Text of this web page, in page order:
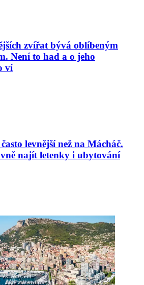
zvířat bývá oblíbeným
Není to had a o jeho
ví
levnější než na Mácháč.
najít letenky i ubytování